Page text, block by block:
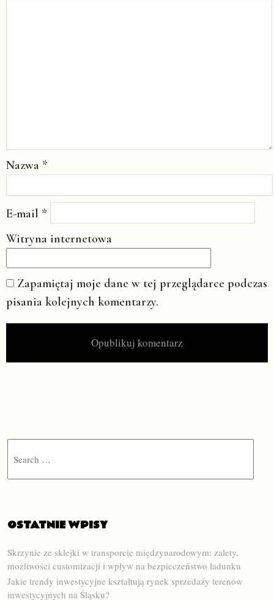
Nazwa *
E-mail *
Witryna internetowa
Zapamiętaj moje dane w tej przeglądarce podczas
pisania kolejnych komentarzy.
OSTATNIE WPISY
Skrzynie ze sklejki w transporcie międzynarodowym: zalety,
możliwości customizacji i wpływ na bezpieczeństwo ładunku
Jakie trendy inwestycyjne kształtują rynek sprzedaży terenów
inwestycyjnych na Śląsku?